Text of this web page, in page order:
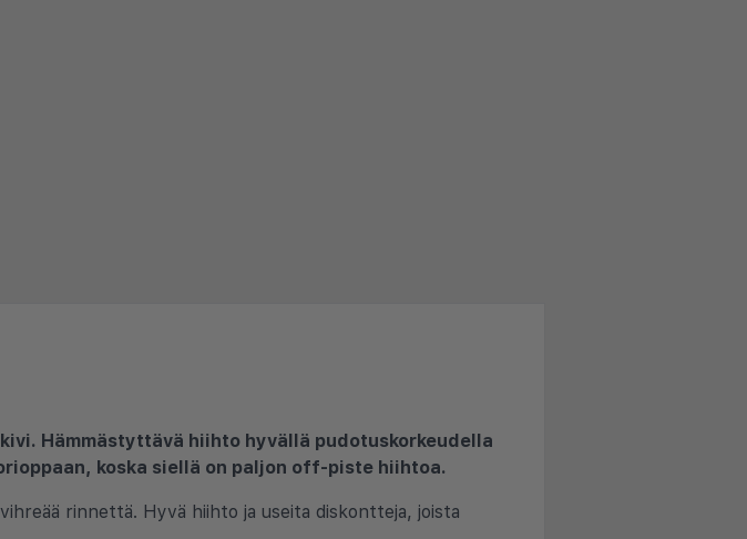
Hämmästyttävä hiihto hyvällä pudotuskorkeudella
koska siellä on paljon off-piste hiihtoa.
rinnettä. Hyvä hiihto ja useita diskontteja, joista